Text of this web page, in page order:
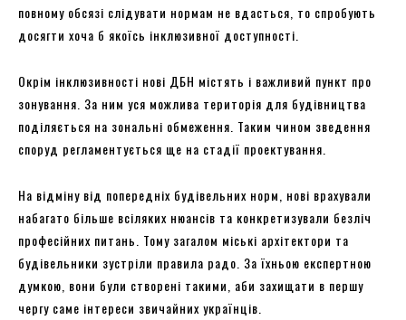
повному обсязі слідувати нормам не вдасться, то спробують
досягти хоча б якоїсь інклюзивної доступності.
Окрім інклюзивності нові ДБН містять і важливий пункт про
зонування. За ним уся можлива територія для будівництва
поділяється на зональні обмеження. Таким чином зведення
споруд регламентується ще на стадії проектування.
На відміну від попередніх будівельних норм, нові врахували
набагато більше всіляких нюансів та конкретизували безліч
професійних питань. Тому загалом міські архітектори та
будівельники зустріли правила радо. За їхньою експертною
думкою, вони були створені такими, аби захищати в першу
чергу саме інтереси звичайних українців.